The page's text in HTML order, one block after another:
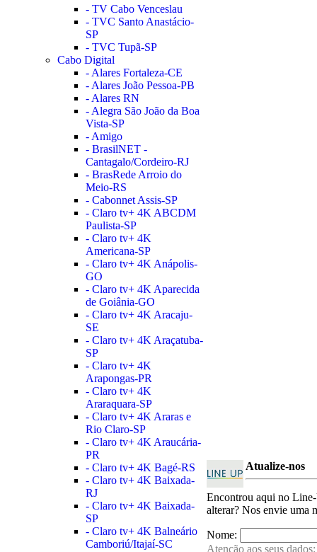
- TV Cabo Venceslau
- TVC Santo Anastácio-
SP
- TVC Tupã-SP
Cabo Digital
- Alares Fortaleza-CE
- Alares João Pessoa-PB
- Alares RN
- Alegra São João da Boa
Vista-SP
- Amigo
- BrasilNET -
Cantagalo/Cordeiro-RJ
- BrasRede Arroio do
Meio-RS
- Cabonnet Assis-SP
- Claro tv+ 4K ABCDM
Paulista-SP
- Claro tv+ 4K
Americana-SP
- Claro tv+ 4K Anápolis-
GO
- Claro tv+ 4K Aparecida
de Goiânia-GO
- Claro tv+ 4K Aracaju-
SE
- Claro tv+ 4K Araçatuba-
SP
- Claro tv+ 4K
Arapongas-PR
- Claro tv+ 4K
Araraquara-SP
- Claro tv+ 4K Araras e
Rio Claro-SP
- Claro tv+ 4K Araucária-
PR
- Claro tv+ 4K Bagé-RS
- Claro tv+ 4K Baixada-
RJ
- Claro tv+ 4K Baixada-
SP
- Claro tv+ 4K Balneário
Camboriú/Itajaí-SC
Atualize-nos
Encontrou aqui no
alterar? Nos envie uma
Nome:
Atenção aos seus